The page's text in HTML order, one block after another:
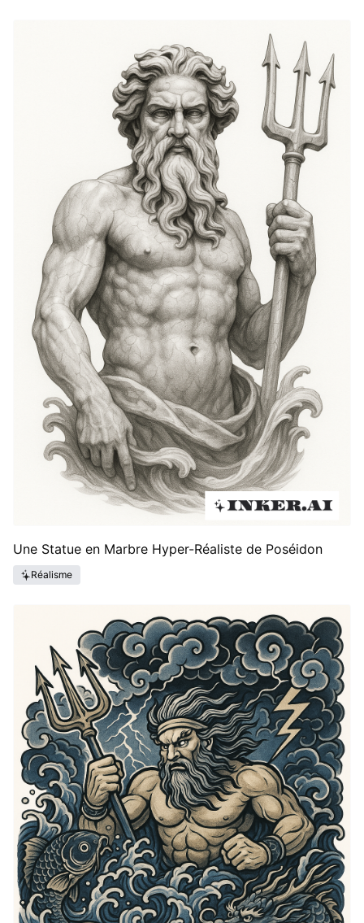
Une Statue en Marbre Hyper-Réaliste de Poséidon
Réalisme